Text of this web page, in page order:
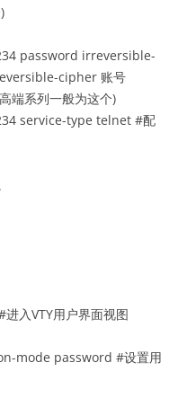
password irreversible-
cipher 账号
端系列一般为这个)
service-type telnet #配
入VTY用户界面视图
mode password #设置用